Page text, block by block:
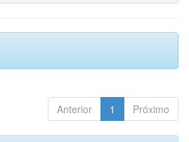
Anterior 1 Próximo